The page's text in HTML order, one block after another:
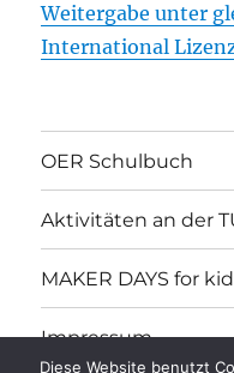
Weitergabe unter
International
OER Schulbuch
Aktivitäten an der
MAKER DAYS for
Impressum
Diese Website benutzt